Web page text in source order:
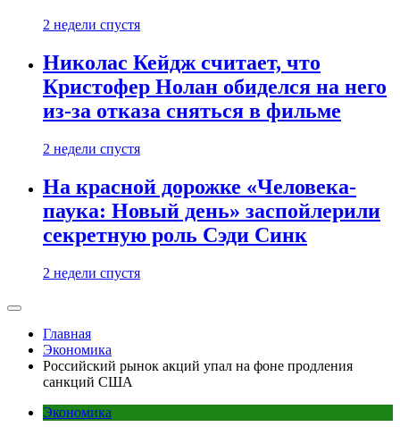
2 недели спустя
Николас Кейдж считает, что
Кристофер Нолан обиделся на него
из-за отказа сняться в фильме
2 недели спустя
На красной дорожке «Человека-
паука: Новый день» заспойлерили
секретную роль Сэди Синк
2 недели спустя
Главная
Экономика
Российский рынок акций упал на фоне продления
санкций США
Экономика